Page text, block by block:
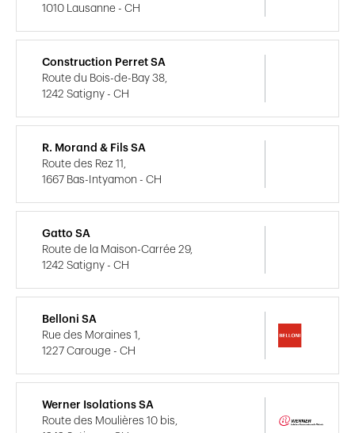
1010 Lausanne - CH
Construction Perret SA
Route du Bois-de-Bay 38,
1242 Satigny - CH
R. Morand & Fils SA
Route des Rez 11,
1667 Bas-Intyamon - CH
Gatto SA
Route de la Maison-Carrée 29,
1242 Satigny - CH
Belloni SA
Rue des Moraines 1,
1227 Carouge - CH
Werner Isolations SA
Route des Moulières 10 bis,